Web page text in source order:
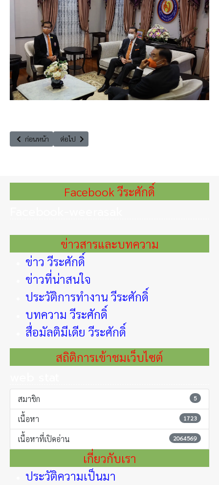
เนื้อหาก่อนหน้า: ขอขอบคุณ ท่านอดีตรองผู้ว่าราชการจังหวัดลำปางท่านส่งรู
ก่อนหน้า เนื้อหาถัดไป: วันที่ 22 มีนาคม วันน้ำโลก (World Water
ต่อไป
Facebook วีระศักดิ์
ข่าวสารและบทความ
ข่าว วีระศักดิ์
ข่าวที่น่าสนใจ
ประวัติการทำงาน วีระศักดิ์
บทความ วีระศักดิ์
สื่อมัลติมีเดีย วีระศักดิ์
สถิติการเข้าชมเว็บไซต์
สมาชิก 5
เนื้อหา 1723
เนื้อหาที่เปิดอ่าน 2064569
เกี่ยวกับเรา
ประวัติความเป็นมา